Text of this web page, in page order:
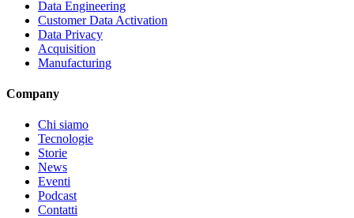
Data Engineering
Customer Data Activation
Data Privacy
Acquisition
Manufacturing
Company
Chi siamo
Tecnologie
Storie
News
Eventi
Podcast
Contatti